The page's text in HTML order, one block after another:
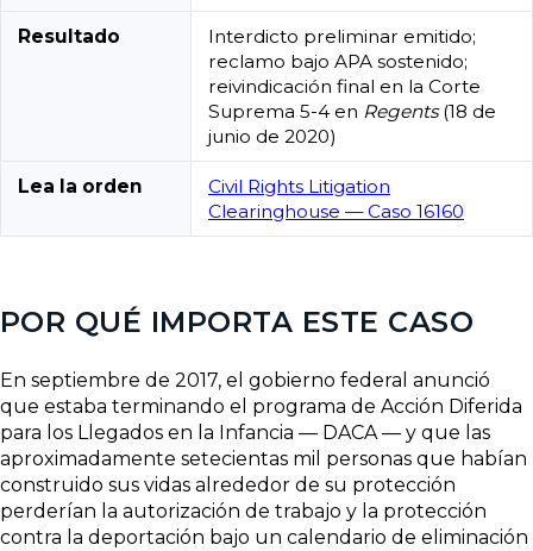
Resultado
Interdicto preliminar emitido;
reclamo bajo APA sostenido;
reivindicación final en la Corte
Suprema 5-4 en Regents(18 de
junio de 2020)
Lea la orden
Civil Rights Litigation
Clearinghouse — Caso 16160
POR QUÉ IMPORTA ESTE CASO
En septiembre de 2017, el gobierno federal anunció
que estaba terminando el programa de Acción Diferida
para los Llegados en la Infancia — DACA — y que las
aproximadamente setecientas mil personas que habían
construido sus vidas alrededor de su protección
perderían la autorización de trabajo y la protección
contra la deportación bajo un calendario de eliminación